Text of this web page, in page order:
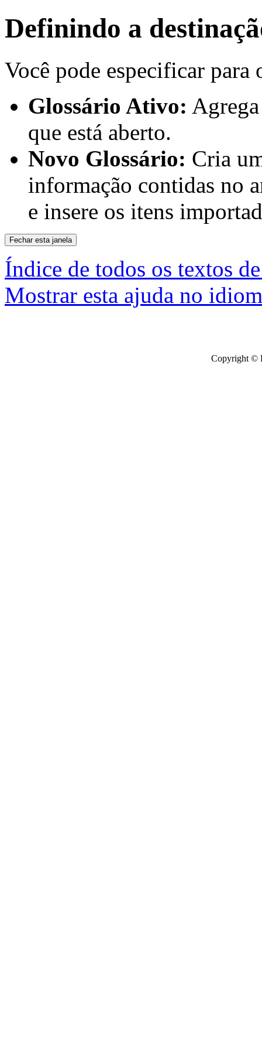
Definindo a
Você pode especificar
Glossário Ativo:
que está aberto.
Novo Glossário: Cria
informação contidas no
e insere os itens
Índice de todos os textos
Mostrar esta ajuda no
Copyright ©